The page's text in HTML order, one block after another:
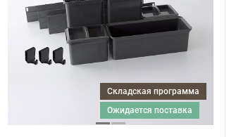
Складская программа
ожидается поставка